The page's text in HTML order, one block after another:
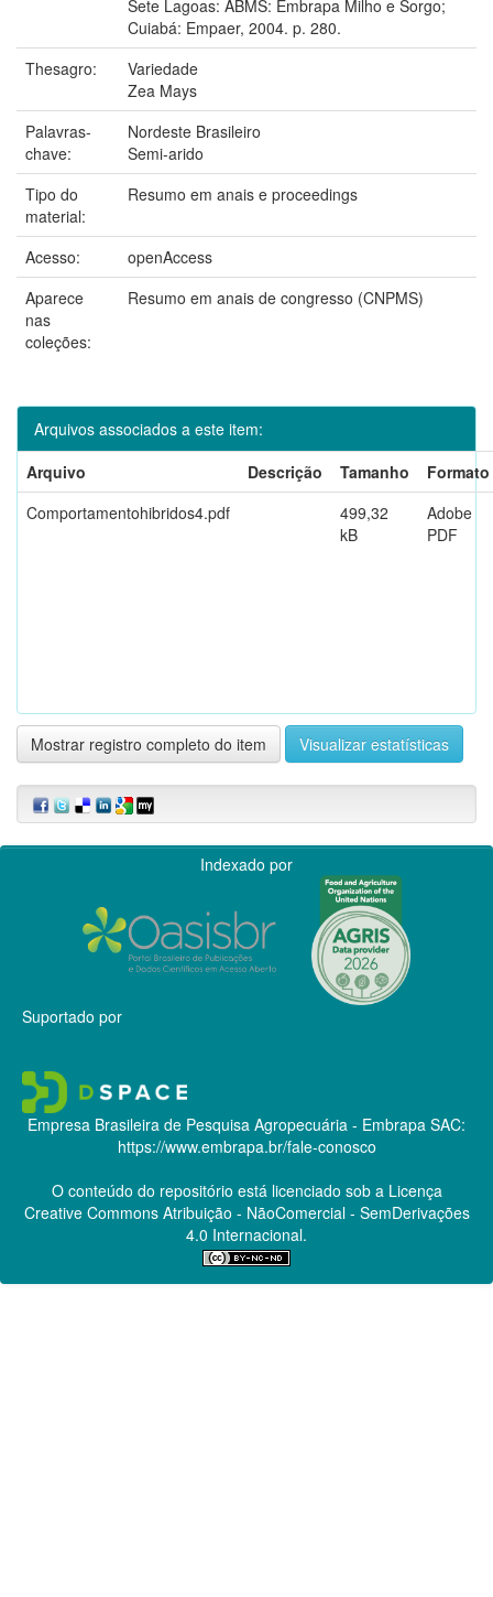
Sete Lagoas: ABMS: Embrapa Milho e Sorgo;
Cuiabá: Empaer, 2004. p. 280.
Thesagro:
Variedade
Zea Mays
Palavras-
chave:
Nordeste Brasileiro
Semi-arido
Tipo do
material:
Resumo em anais e proceedings
Acesso:
openAccess
Aparece
nas
coleções:
Resumo em anais de congresso (CNPMS)
Arquivos associados a este item:
Arquivo
Descrição Tamanho
Formato
Comportamentohibridos4.pdf
499,32
kB
Adobe
PDF
Mostrar registro completo do item Visualizar estatísticas
Indexado por
Suportado por
Empresa Brasileira de Pesquisa Agropecuária - Embrapa SAC:
https://www.embrapa.br/fale-conosco
O conteúdo do repositório está licenciado sob a Licença
Creative CommonsAtribuição - NãoComercial - SemDerivações
4.0 Internacional.